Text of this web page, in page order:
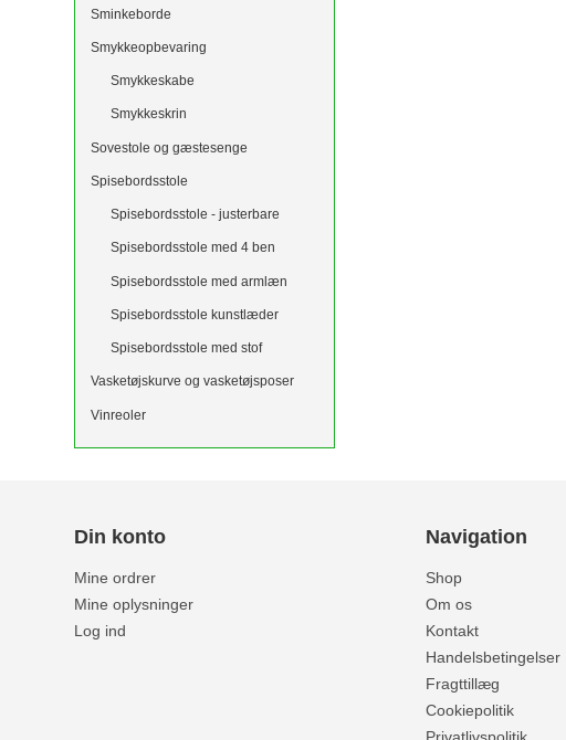
Sminkeborde
Smykkeopbevaring
Smykkeskabe
Smykkeskrin
Sovestole og gæstesenge
Spisebordsstole
Spisebordsstole - justerbare
Spisebordsstole med 4 ben
Spisebordsstole med armlæn
Spisebordsstole kunstlæder
Spisebordsstole med stof
Vasketøjskurve og vasketøjsposer
Vinreoler
Din konto
Mine ordrer
Mine oplysninger
Log ind
Navigation
Shop
Om os
Kontakt
Handelsbetingelser
Fragttillæg
Cookiepolitik
Privatlivspolitik